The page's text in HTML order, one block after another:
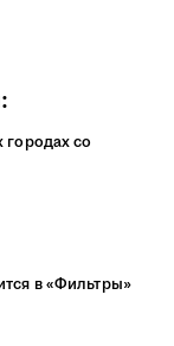
городах со
в «Фильтры»